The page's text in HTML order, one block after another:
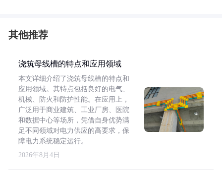
其他推荐
浇筑母线槽的特点和应用领域
本文详细介绍了浇筑母线槽的特点和
应用领域。其特点包括良好的电气、
机械、防火和防护性能。在应用上，
广泛用于商业建筑、工业厂房、医院
和数据中心等场所，凭借自身优势满
足不同领域对电力供应的高要求，保
障电力系统稳定运行。
2026年8月4日